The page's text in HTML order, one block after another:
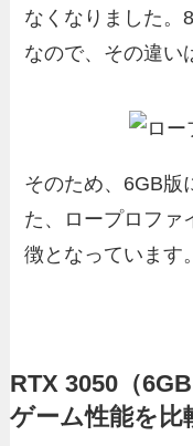
なくなりました。
なので、その違い
そのため、6GB版
た、ロープロファ
徴となっています。
RTX 3050（
ゲーム性能を比